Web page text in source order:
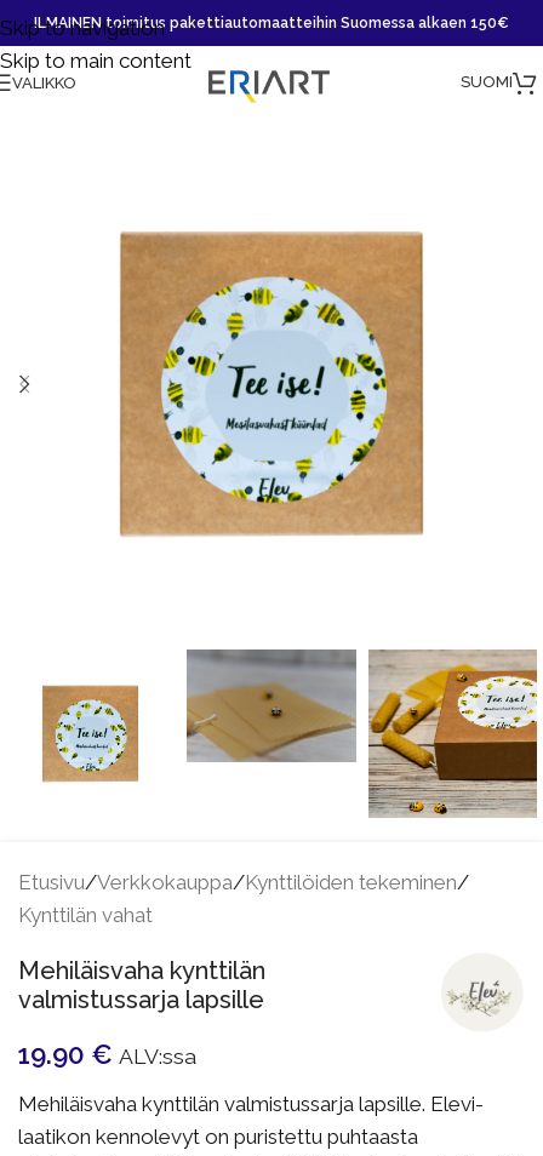
Skip to navigation
Skip to main content
ILMAINEN toimitus pakettiautomaatteihin Suomessa alkaen 150€
VALIKKO SUOMI
Etusivu/Verkkokauppa/Kynttilöiden tekeminen/
Kynttilän vahat
Mehiläisvaha kynttilän
valmistussarja lapsille
19.90 € ALV:ssa
Mehiläisvaha kynttilän valmistussarja lapsille. Elevi-
laatikon kennolevyt on puristettu puhtaasta